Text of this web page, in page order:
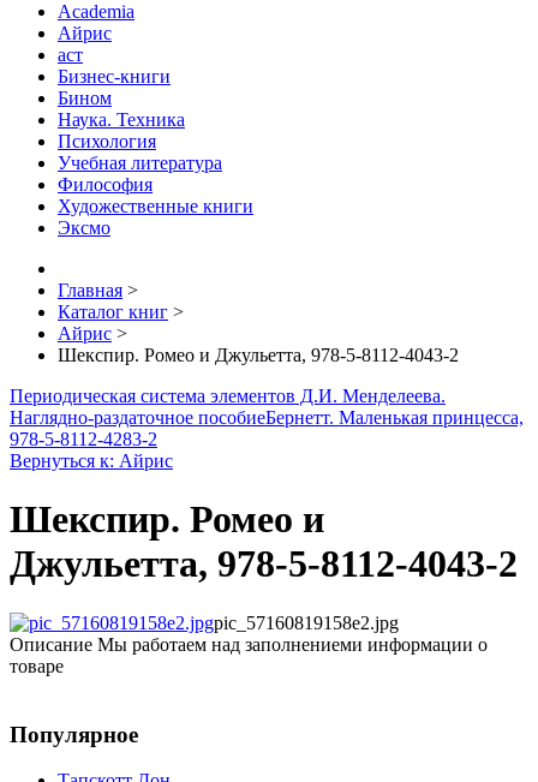
Academia
Айрис
аст
Бизнес-книги
Бином
Наука. Техника
Психология
Учебная литература
Философия
Художественные книги
Эксмо
Главная >
Каталог книг >
Айрис >
Шекспир. Ромео и Джульетта, 978-5-8112-4043-2
Периодическая система элементов Д.И. Менделеева.
Наглядно-раздаточное пособиеБернетт. Маленькая принцесса,
978-5-8112-4283-2
Вернуться к: Айрис
Шекспир. Ромео и
Джульетта, 978-5-8112-4043-2
pic_57160819158e2.jpg
Описание Мы работаем над заполнениеми информации о
товаре
Популярное